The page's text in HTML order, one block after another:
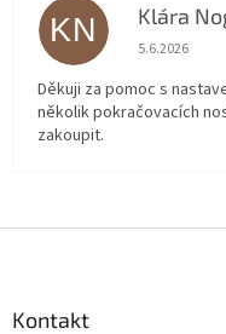
KN Klára
Hodnocení
5.6.2026
Děkuji za pomoc s
několik pokračovacích
zakoupit.
Kontakt